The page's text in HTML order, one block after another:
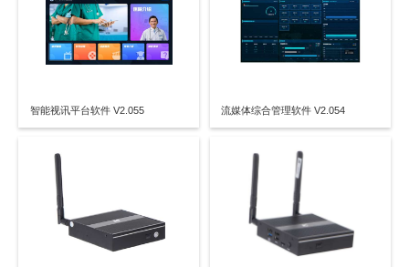
智能视讯平台软件 V2.055 流媒体综合管理软件 V2.054